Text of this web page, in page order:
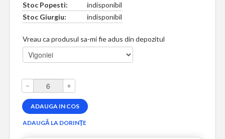
Stoc Popesti:
indisponibil
Stoc Giurgiu:
indisponibil
Vreau ca produsul sa-mi fie adus din depozitul
– +